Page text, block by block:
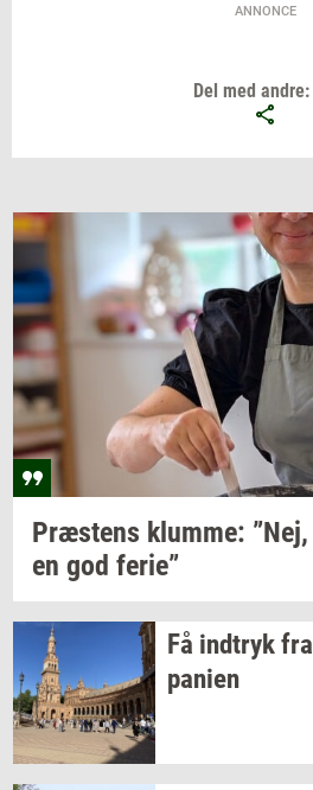
ANNONCE
Del med andre:
Præ­stens klum­me: ”Nej,
en god ferie”
Få ind­trykfra
pa­ni­en